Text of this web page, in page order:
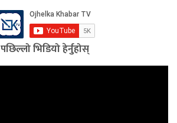
पछिल्लो भिडियो हेर्नुहोस्